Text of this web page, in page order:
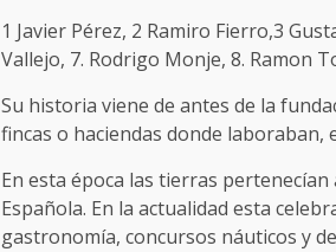
1 Javier Pérez, 2 Ramiro Fierro,3
Vallejo, 7. Rodrigo Monje, 8. Ramon
Su historia viene de antes de la
fincas o haciendas donde laboraban,
En esta época las tierras
Española. En la actualidad esta
gastronomía, concursos náuticos y